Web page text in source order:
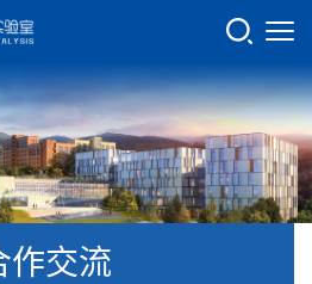
作交流